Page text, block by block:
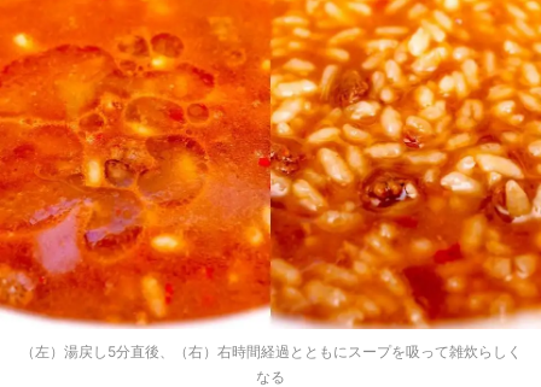
（左）湯戻し5分直後、（右）右時間経過とともにスープを吸って雑炊らしく
なる